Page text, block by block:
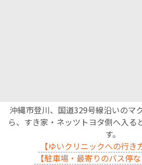
沖縄市登川、国道329号線沿いのマ
ら、すき家・ネッツトヨタ側へ入る
す。
【ゆいクリニックへの行き
【駐車場・最寄りのバス停